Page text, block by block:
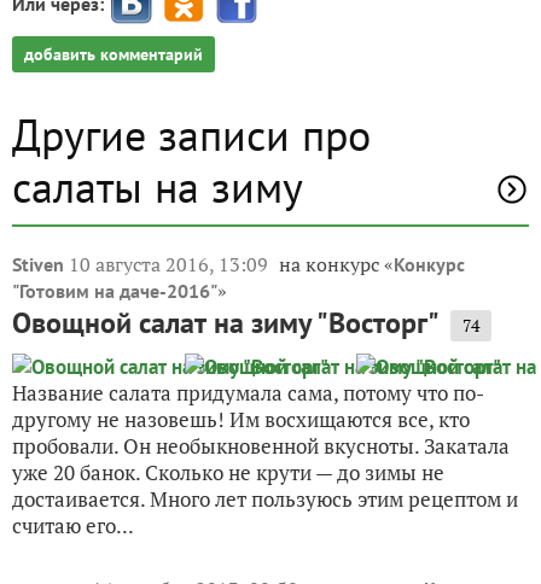
добавить комментарий
Другие записи про
салаты на зиму
Stiven 10 августа 2016, 13:09 на конкурс «Конкурс
"Готовим на даче-2016"»
Овощной салат на зиму "Восторг" 74
Название салата придумала сама, потому что по-
другому не назовешь! Им восхищаются все, кто
пробовали. Он необыкновенной вкусноты. Закатала
уже 20 банок. Сколько не крути — до зимы не
достаивается. Много лет пользуюсь этим рецептом и
считаю его...